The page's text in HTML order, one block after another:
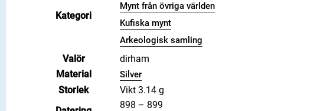
Kategori
Mynt från övriga världen
Kufiska mynt
Arkeologisk samling
Valör
dirham
Material
Silver
Storlek
Vikt 3.14 g
898 – 899